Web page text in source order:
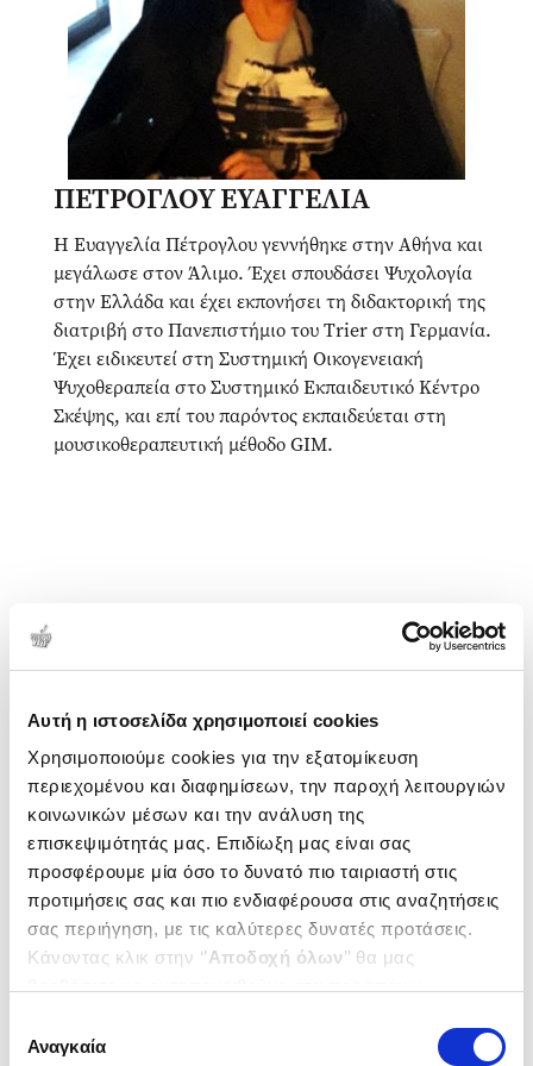
Αυτή η ιστοσελίδα χρησιμοποιεί cookies
Χρησιμοποιούμε cookies για την εξατομίκευση
περιεχομένου και διαφημίσεων, την παροχή λειτουργιών
κοινωνικών μέσων και την ανάλυση της
επισκεψιμότητάς μας. Επιδίωξη μας είναι σας
προσφέρουμε μία όσο το δυνατό πιο ταιριαστή στις
προτιμήσεις σας και πιο ενδιαφέρουσα στις αναζητήσεις
σας περιήγηση, με τις καλύτερες δυνατές προτάσεις.
Κάνοντας κλικ στην ‘’Αποδοχή όλων’’ θα μας
ενδιαφέρουν και να επιλέξετε από τα παρακάτω με την
συγκατάθεσης
Αναγκαία
ΠΕΤΡΟΓΛΟΥ ΕΥΑΓΓΕΛΙΑ
Η Ευαγγελία Πέτρογλου γεννήθηκε στην Αθήνα και
μεγάλωσε στον Άλιμο. Έχει σπουδάσει Ψυχολογία
στην Ελλάδα και έχει εκπονήσει τη διδακτορική της
διατριβή στο Πανεπιστήμιο του Trier στη Γερμανία.
Έχει ειδικευτεί στη Συστημική Οικογενειακή
Ψυχοθεραπεία στο Συστημικό Εκπαιδευτικό Κέντρο
Σκέψης, και επί του παρόντος εκπαιδεύεται στη
μουσικοθεραπευτική μέθοδο GIM.
Δημοτικότητα
Οι κληρονόμοι της κατάρας